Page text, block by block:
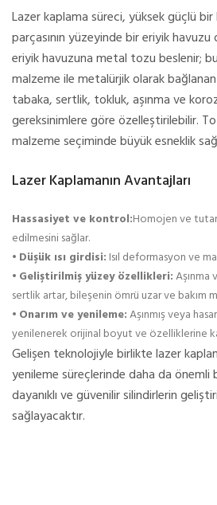
Lazer kaplama süreci, yüksek güçlü bir
parçasının yüzeyinde bir eriyik
eriyik havuzuna metal tozu beslenir;
malzeme ile metalürjik olarak
tabaka, sertlik, tokluk, aşınma ve
gereksinimlere göre özelleştirilebilir.
malzeme seçiminde büyük esneklik
Lazer Kaplamanın Avantajları
Hassasiyet ve kontrol:Homojen ve
edilmesini sağlar.
• Düşük ısı girdisi: Isıl deformasyon ve
• Geliştirilmiş yüzey özellikleri:
sertlik artar, bileşenin ömrü uzar ve bakım
• Onarım ve yenileme:Aşınmış veya
yenilenerek orijinal boyut ve özelliklerine
Gelişen teknolojiyle birlikte lazer
yenileme süreçlerinde daha da önemli
dayanıklı ve güvenilir silindirlerin
sağlayacaktır.